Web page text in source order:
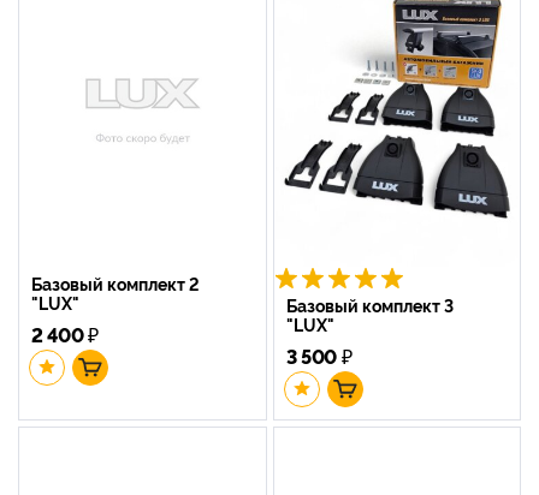
Базовый комплект 2
"LUX"
2 400₽
Базовый комплект 3
"LUX"
3 500₽